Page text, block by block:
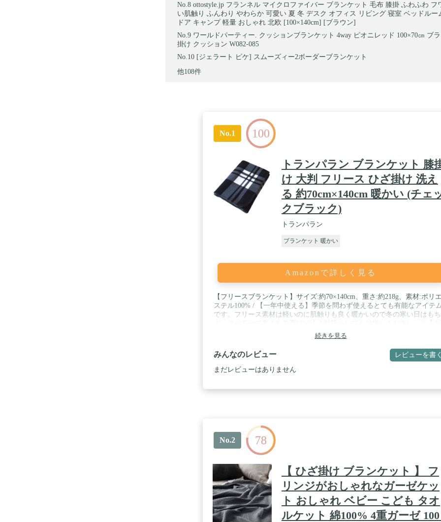
ottostyle.jp フランネル マイクロファイバー ブランケット 毛布 膝掛 ふわふわ フ
い肌触り ふんわり やわらか 可愛い 夏 冬 デスク オフィス リビング 寝室 ベッドルー
ドア キャンプ 軽量 おしゃれ 北欧 [100×140cm] [ブラウン]
ワールドパーティー. クッションブランケット 4way ピオニレッド 100×70㎝ ブ
掛け クッション W082-085
[ジェラート ピケ] スムーズィー2ボーダーブランケット
他108件
No.1 100
トランパラン ブランケット 膝
け 大判 フリース ひざ掛け 洗え
る 約70cm×140cm 暖かい (チェ
クブラック)
トランパラン
ブランケット 暖かい
Amazonで詳しく見る
【フリースブランケット】サイズ:約70×140cm、重さ:約218g、素材:ポリエ
ステル100% / 【一年中使える】季節を問わず使えるとても有能なアイテム
です。フリース素材は軽いのに肌触りも良く暖かいので冬の寒い日はも
な肌触り】お部屋やオフィス、車の中などシーンを選ばないので1枚持って
いるととても便利です。 / 【大判サイズ】通常のブランケットよりも横幅
広い140cmとなっておりますので、ひざにかけたり、肩から羽織ったりと
い方もたくさん！
続きを見る
みんなのレビュー レビューを書く
まだレビューはありません
No.2 78
【 ひざ掛け ブランケット 】 フ
リンジがおしゃれなガーゼケッ
ト おしゃれ ベビー こども タオ
ルケット 綿100% 4重ガーゼ